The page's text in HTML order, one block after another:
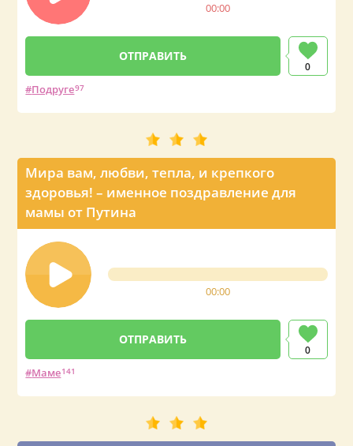
00:00
0
Подруге97
Мира вам, любви, тепла, и крепкого
здоровья! – именное поздравление для
мамы от Путина
00:00
0
Маме141